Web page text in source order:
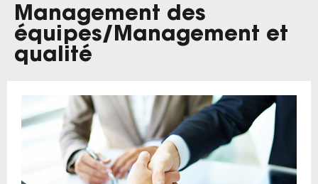
Management des
équipes/Management et
qualité